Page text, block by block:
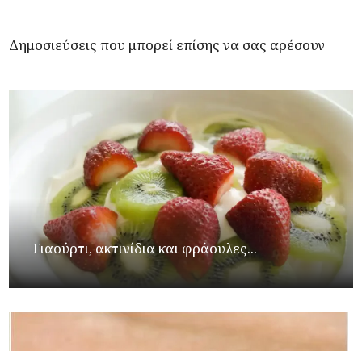
Δημοσιεύσεις που μπορεί επίσης να σας αρέσουν
Γιαούρτι, ακτινίδια και φράουλες...